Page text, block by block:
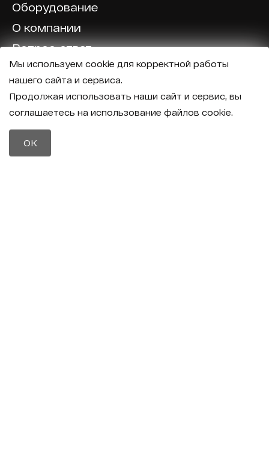
Оборудование
О компании
Вопрос-ответ
Отзывы
Политика конфиденциальности
8 (800) 600-40-37
Мы используем cookie для корректной работы
нашего сайта и сервиса.
Продолжая использовать наши сайт и сервис, вы
соглашаетесь на использование файлов cookie.
OK